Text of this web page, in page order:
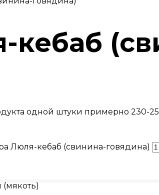
кебаб
одной штуки примерно 230-
Люля-кебаб (свинина-говядина)